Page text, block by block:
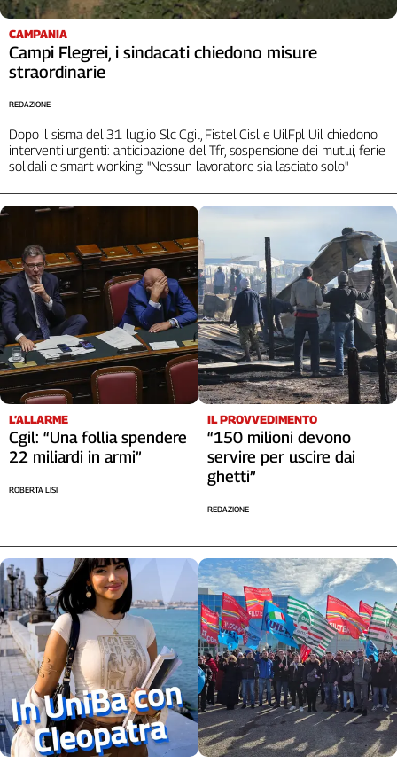
Cerca
Contatti
redazione
Newsletter
Social
CAMPANIA
Campi Flegrei, i sindacati chiedono misure
straordinarie
Dopo il sisma del 31 luglio Slc Cgil, Fistel Cisl e UilFpl Uil chiedono
interventi urgenti: anticipazione del Tfr, sospensione dei mutui, ferie
solidali e smart working: "Nessun lavoratore sia lasciato solo"
REDAZIONE
L’ALLARME
Cgil: “Una follia spendere
22 miliardi in armi”
ROBERTA LISI
IL PROVVEDIMENTO
“150 milioni devono
servire per uscire dai
ghetti”
REDAZIONE